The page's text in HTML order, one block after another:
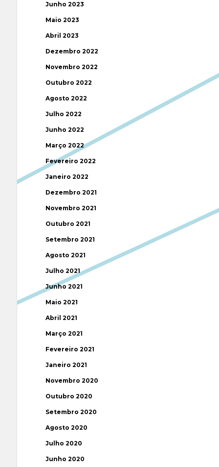
Junho 2023
Maio 2023
Abril 2023
Dezembro 2022
Novembro 2022
Outubro 2022
Agosto 2022
Julho 2022
Junho 2022
Março 2022
Fevereiro 2022
Janeiro 2022
Dezembro 2021
Novembro 2021
Outubro 2021
Setembro 2021
Agosto 2021
Julho 2021
Junho 2021
Maio 2021
Abril 2021
Março 2021
Fevereiro 2021
Janeiro 2021
Novembro 2020
Outubro 2020
Setembro 2020
Agosto 2020
Julho 2020
Junho 2020